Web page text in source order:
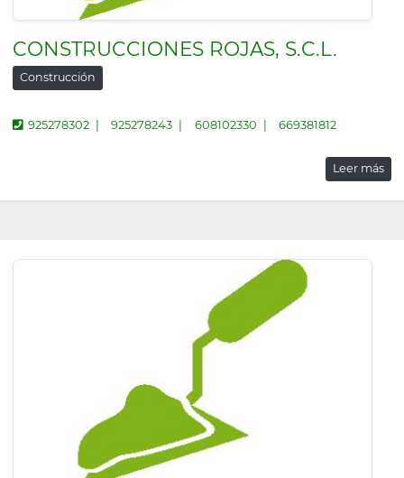
CONSTRUCCIONES ROJAS, S.C.L.
Construcción
925278302 925278243 608102330 669381812
Leer más